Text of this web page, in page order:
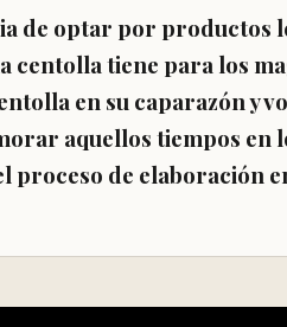
de optar por productos
centolla tiene para los
en su caparazón y
aquellos tiempos en
de elaboración